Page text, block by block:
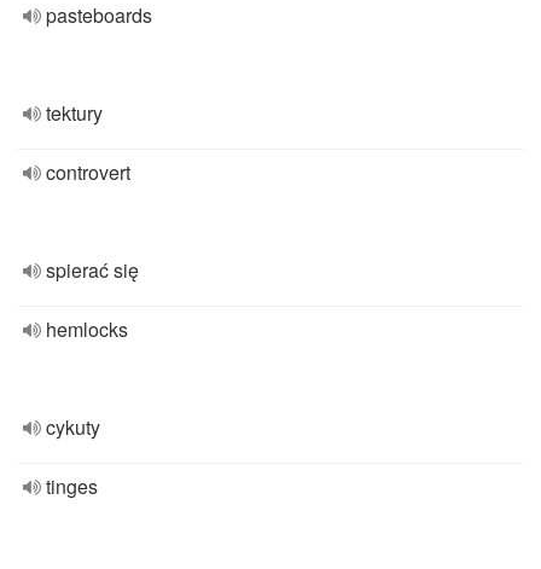
pasteboards
tektury
controvert
spierać się
hemlocks
cykuty
tinges